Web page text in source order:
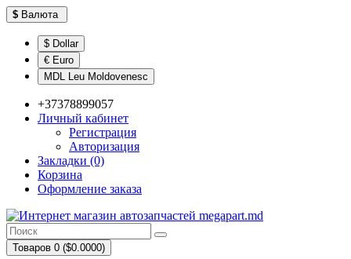
$ Валюта
$ Dollar
€ Euro
MDL Leu Moldovenesc
+37378899057
Личный кабинет
Регистрация
Авторизация
Закладки (0)
Корзина
Оформление заказа
Товаров 0 ($0.0000)